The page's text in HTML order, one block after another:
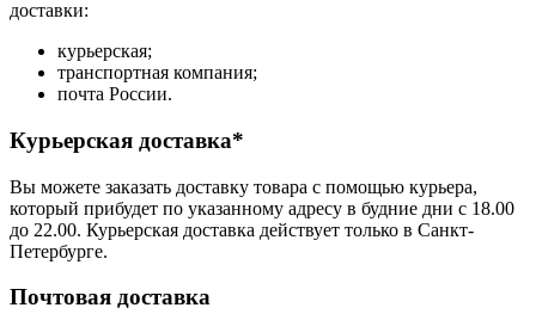
доставки:
курьерская;
транспортная компания;
почта России.
Курьерская доставка*
Вы можете заказать доставку товара с помощью курьера,
который прибудет по указанному адресу в будние дни с 18.00
до 22.00. Курьерская доставка действует только в Санкт-
Петербурге.
Почтовая доставка